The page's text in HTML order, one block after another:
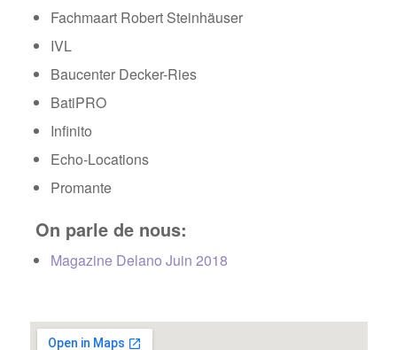
Fachmaart Robert Steinhäuser
IVL
Baucenter Decker-Ries
BatiPRO
Infinito
Echo-Locations
Promante
On parle de nous:
Magazine Delano Juin 2018